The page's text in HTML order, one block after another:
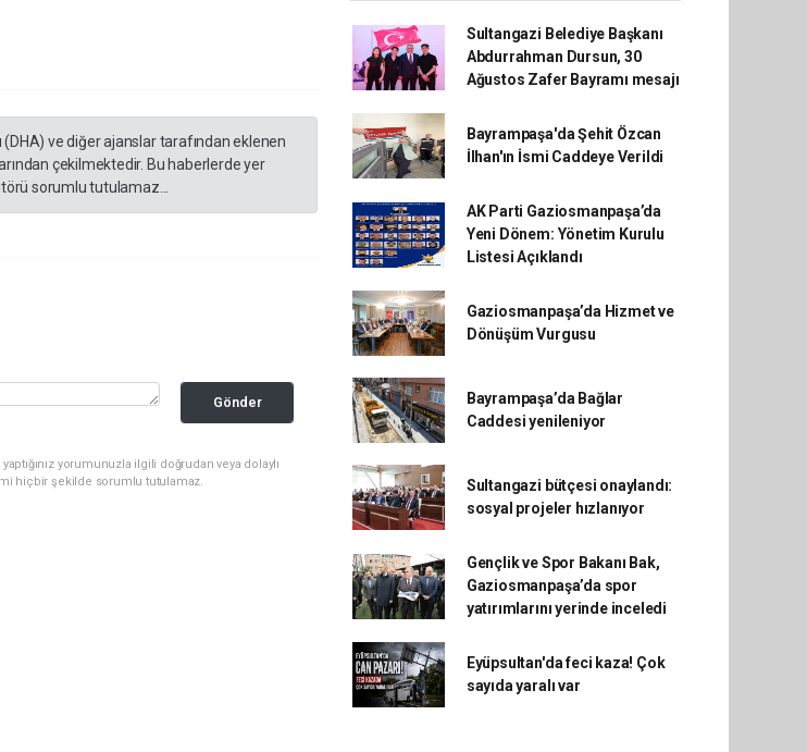
ve diğer ajanslar tarafından eklenen
çekilmektedir. Bu haberlerde yer
sorumlu tutulamaz...
Gönder
yorumunuzla ilgili doğrudan veya dolaylı
hiçbir şekilde sorumlu tutulamaz.
Sultangazi Belediye Başkanı
Abdurrahman Dursun, 30
Ağustos Zafer Bayramı mesajı
Bayrampaşa'da Şehit Özcan
İlhan'ın İsmi Caddeye Verildi
AK Parti Gaziosmanpaşa’da
Yeni Dönem: Yönetim Kurulu
Listesi Açıklandı
Gaziosmanpaşa’da Hizmet ve
Dönüşüm Vurgusu
Bayrampaşa’da Bağlar
Caddesi yenileniyor
Sultangazi bütçesi onaylandı:
sosyal projeler hızlanıyor
Gençlik ve Spor Bakanı Bak,
Gaziosmanpaşa’da spor
yatırımlarını yerinde inceledi
Eyüpsultan'da feci kaza! Çok
sayıda yaralı var